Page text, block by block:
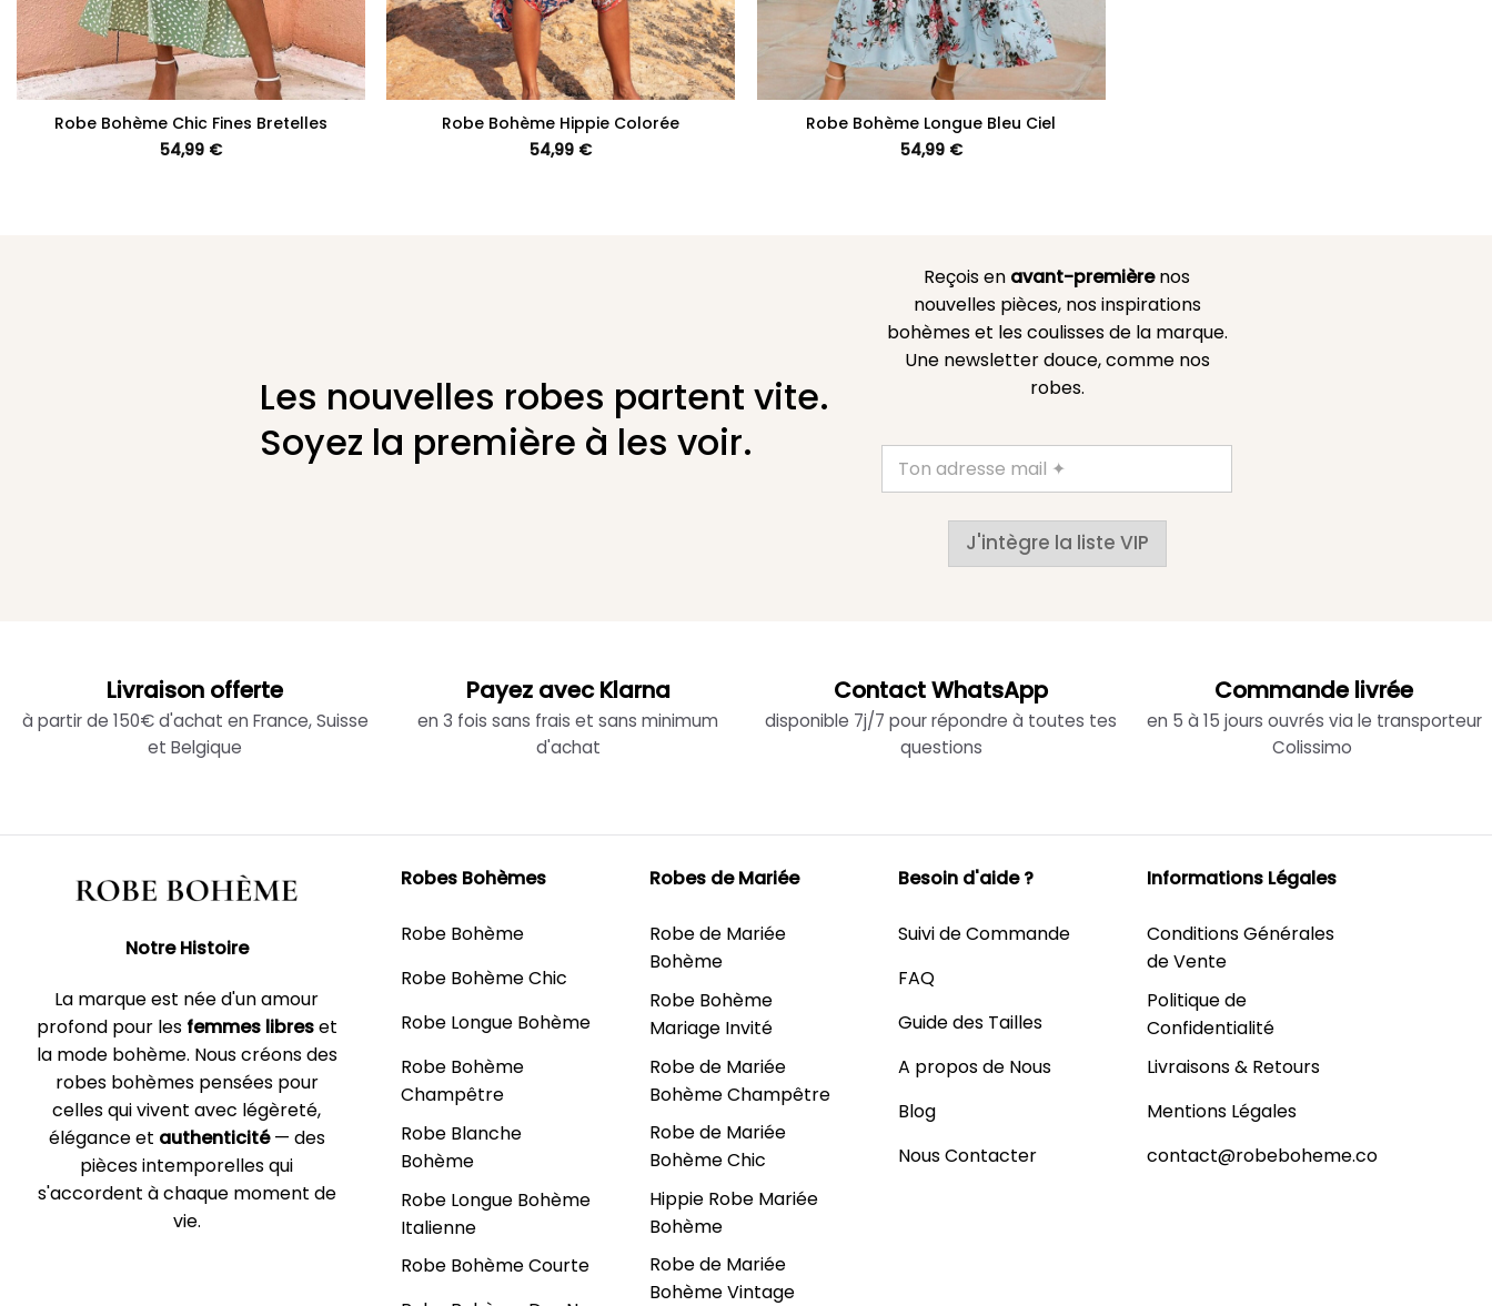
+
Robe Bohème Chic Fines Bretelles
54,99 €
Robe Bohème Hippie Colorée
54,99 €
Robe Bohème Longue Bleu Ciel
54,99 €
Les nouvelles robes partent vite.
Soyez la première à les voir.
Reçois en avant-premièrenos
nouvelles pièces, nos inspirations
bohèmes et les coulisses de la marque.
Une newsletter douce, comme nos
robes.
J'intègre la liste VIP
Livraison offerte
à partir de 150€ d'achat en France, Suisse
et Belgique
Payez avec Klarna
en 3 fois sans frais et sans minimum
d'achat
Contact WhatsApp
disponible 7j/7 pour répondre à toutes tes
questions
Commande livrée
en 5 à 15 jours ouvrés via le transporteur
Colissimo
Notre Histoire
La marque est née d'un amour
profond pour les femmes libreset
la mode bohème. Nous créons des
robes bohèmes pensées pour
celles qui vivent avec légèreté,
élégance et authenticité— des
pièces intemporelles qui
s'accordent à chaque moment de
vie.
Robes Bohèmes
Robe Bohème
Robe Bohème Chic
Robe Longue Bohème
Robe Bohème
Champêtre
Robe Blanche
Bohème
Robe Longue Bohème
Italienne
Robe Bohème Courte
Robes de Mariée
Robe de Mariée
Bohème
Robe Bohème
Mariage Invité
Robe de Mariée
Bohème Champêtre
Robe de Mariée
Bohème Chic
Hippie Robe Mariée
Bohème
Robe de Mariée
Bohème Vintage
Besoin d'aide ?
Suivi de Commande
FAQ
Guide des Tailles
A propos de Nous
Blog
Nous Contacter
Informations Légales
Conditions Générales
de Vente
Politique de
Confidentialité
Livraisons & Retours
Mentions Légales
contact@robeboheme.co